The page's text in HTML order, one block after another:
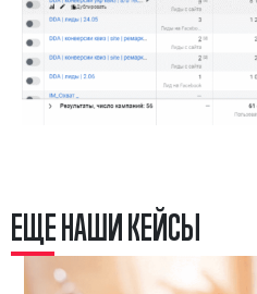
ЕЩЕНАШИКЕЙСЫ